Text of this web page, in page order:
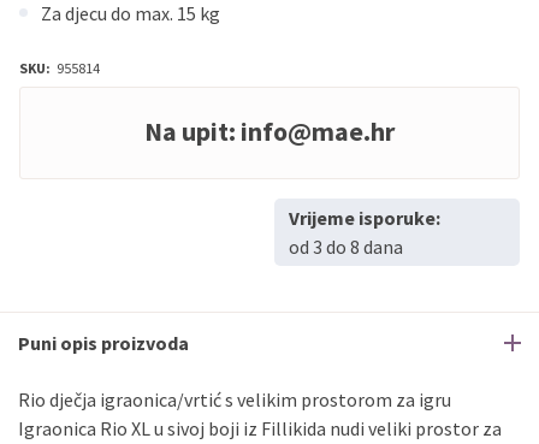
Za djecu do max. 15 kg
SKU: 955814
Na upit: info@mae.hr
Vrijeme isporuke:
od 3 do 8 dana
Puni opis proizvoda
Rio dječja igraonica/vrtić s velikim prostorom za igru
Igraonica Rio XL u sivoj boji iz Fillikida nudi veliki prostor za